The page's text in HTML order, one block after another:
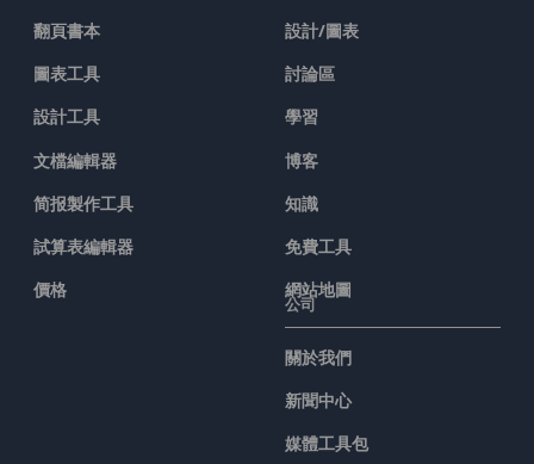
翻頁書本
圖表工具
設計工具
文檔編輯器
简报製作工具
試算表編輯器
價格
設計/圖表
討論區
學習
博客
知識
免費工具
網站地圖
公司
關於我們
新聞中心
媒體工具包